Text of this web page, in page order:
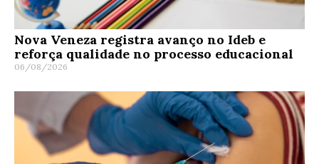
Nova Veneza registra avanço no Ideb e
reforça qualidade no processo educacional
06/08/2026